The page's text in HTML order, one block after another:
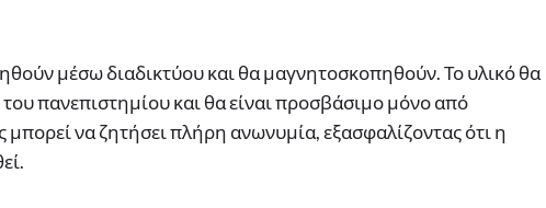
μέσω διαδικτύου και θα μαγνητοσκοπηθούν. Το υλικό θα
πανεπιστημίου και θα είναι προσβάσιμο μόνο από
μπορεί να ζητήσει πλήρη ανωνυμία, εξασφαλίζοντας ότι η